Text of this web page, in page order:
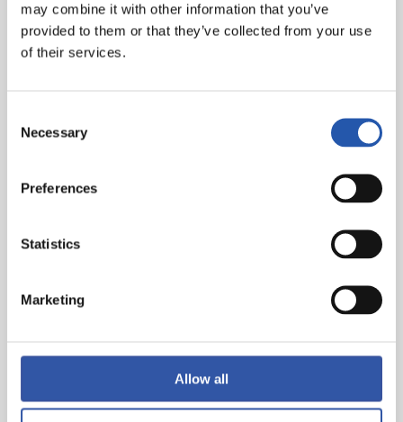
may combine it with other information that you’ve
provided to them or that they’ve collected from your use
of their services.
Selection
Necessary
Preferences
Statistics
Marketing
Allow all